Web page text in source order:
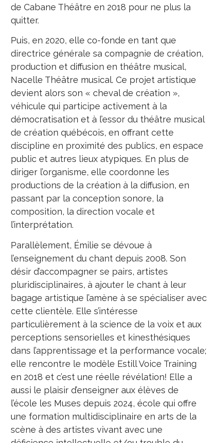
de Cabane Théâtre en 2018 pour ne plus la
quitter.
Puis, en 2020, elle co-fonde en tant que
directrice générale sa compagnie de création,
production et diffusion en théâtre musical,
Nacelle Théâtre musical. Ce projet artistique
devient alors son « cheval de création »,
véhicule qui participe activement à la
démocratisation et à l’essor du théâtre musical
de création québécois, en offrant cette
discipline en proximité des publics, en espace
public et autres lieux atypiques. En plus de
diriger l’organisme, elle coordonne les
productions de la création à la diffusion, en
passant par la conception sonore, la
composition, la direction vocale et
l’interprétation.
Parallèlement, Émilie se dévoue à
l’enseignement du chant depuis 2008. Son
désir d’accompagner se pairs, artistes
pluridisciplinaires, à ajouter le chant à leur
bagage artistique l’amène à se spécialiser avec
cette clientèle. Elle s’intéresse
particulièrement à la science de la voix et aux
perceptions sensorielles et kinesthésiques
dans l’apprentissage et la performance vocale;
elle rencontre le modèle Estill Voice Training
en 2018 et c’est une réelle révélation! Elle a
aussi le plaisir d’enseigner aux élèves de
l’école les Muses depuis 2024, école qui offre
une formation multidisciplinaire en arts de la
scène à des artistes vivant avec une